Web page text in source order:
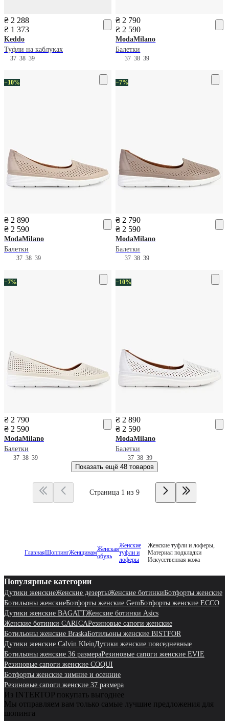
₴ 2 288
₴ 1 373
Keddo
Туфли на каблуках
37 38 39
₴ 2 790
₴ 2 590
ModaMilano
Балетки
373839
−10%
₴ 2 890
₴ 2 590
ModaMilano
Балетки
37 38 39
−7%
₴ 2 790
₴ 2 590
ModaMilano
Балетки
373839
−7%
₴ 2 790
₴ 2 590
ModaMilano
Балетки
37 38 39
−10%
₴ 2 890
₴ 2 590
ModaMilano
Балетки
373839
Показать ещё 48 товаров
Страница 1 из 9
ГлавнаяШоппингЖенщинамЖенская
обувь
Женские
туфли и
лоферы
Женские туфли и лоферы,
Материал подкладки
Искусственная кожа
Популярные категории
Дутики женскиеЖенские дезертыЖенские ботинкиБотфорты женские
Ботильоны женскиеБотфорты женские GemБотфорты женские ECCO
Дутики женские BAGATTЖенские ботинки Asics
Женские ботинки CARICAРезиновые сапоги женские
Ботильоны женские BraskaБотильоны женские BISTFOR
Дутики женские Calvin KleinДутики женские повседневные
Ботильоны женские 36 размераРезиновые сапоги женские EVIE
Резиновые сапоги женские COQUI
Ботфорты женские зимние и осенние
Резиновые сапоги женские 37 размера
Из INTERTOP покупать выгоднее
Мы отправляем вам только самые лучшие предложения для
шопинга